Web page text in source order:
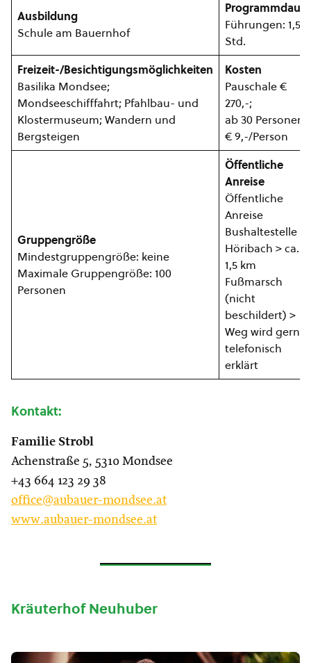
Ausbildung
Schule am Bauernhof
Programmdauer
Führungen: 1,5
Std.
Freizeit-/Besichtigungsmöglichkeiten
Basilika Mondsee;
Mondseeschifffahrt; Pfahlbau- und
Klostermuseum; Wandern und
Bergsteigen
Kosten
Pauschale €
270,-;
ab 30 Personen
€ 9,-/Person
Gruppengröße
Mindestgruppengröße: keine
Maximale Gruppengröße: 100
Personen
Öffentliche
Anreise
Öffentliche
Anreise
Bushaltestelle
Höribach > ca.
1,5 km
Fußmarsch
(nicht
beschildert) >
Weg wird gerne
telefonisch
erklärt
Kontakt:
Familie Strobl
Achenstraße 5, 5310 Mondsee
+43 664 123 29 38
office@aubauer-mondsee.at
www.aubauer-mondsee.at
Kräuterhof Neuhuber